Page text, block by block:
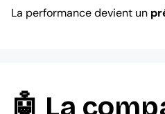
La performance devient un
🤖 La